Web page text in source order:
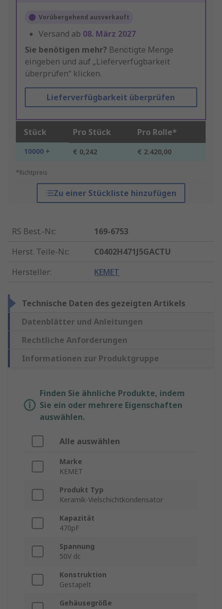
Vorübergehend ausverkauft
Versand ab 08. März 2027
Sie benötigen mehr? Benötigte Menge
eingeben und auf „Lieferverfügbarkeit
überprüfen“ klicken.
Lieferverfügbarkeit überprüfen
Stück Pro Stück Pro Rolle*
10000 + € 0,242 € 2.420,00
*Richtpreis
Zu einer Stückliste hinzufügen
RS Best.-Nr.:
169-6753
Herst. Teile-Nr.:
C0402H471J5GACTU
Hersteller: KEMET
Technische Daten des gezeigten Artikels
Datenblätter und Anleitungen
Rechtliche Anforderungen
Informationen zur Produktgruppe
Finden Sie ähnliche Produkte, indem
Sie ein oder mehrere Eigenschaften
auswählen.
Alle auswählen
Marke
KEMET
Produkt Typ
Keramik-Vielschichtkondensator
Kapazität
470pF
Spannung
50V dc
Konstruktion
Gestapelt
Gehäusegröße